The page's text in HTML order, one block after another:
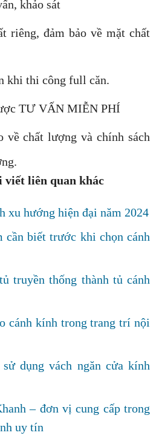
khảo sát
riêng, đảm bảo về mặt chất
khi thi công full căn.
TƯ VẤN MIỄN PHÍ
về chất lượng và chính sách
viết liên quan khác
xu hướng hiện đại năm 2024
cần biết trước khi chọn cánh
truyền thống thành tủ cánh
cánh kính trong trang trí nội
dụng vách ngăn cửa kính
– đơn vị cung cấp trong
uy tín